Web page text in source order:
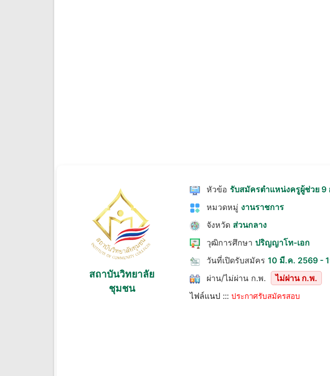
สถาบันวิทยาลัย
ชุมชน
หัวข้อ รับสมัครตําแหน่งครูผู้ช่วย 9
หมวดหมู่ งานราชการ
จังหวัด ส่วนกลาง
วุฒิการศึกษา ปริญญาโท-เอก
วันที่เปิดรับสมัคร 10 มี.ค. 2569 -
ผ่าน/ไม่ผ่าน ก.พ.
ไม่ผ่าน ก.พ.
ไฟล์แนป ::: ประกาศรับสมัครสอบ